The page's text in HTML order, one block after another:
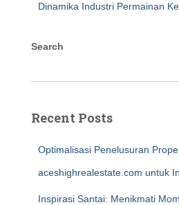
Dinamika Industri Permainan
Search
Recent Posts
Optimalisasi Penelusuran
aceshighrealestate.com untuk
Inspirasi Santai: Menikmati